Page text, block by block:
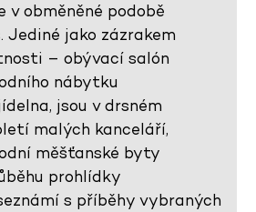
v obměněné podobě
Jediné jako zázrakem
– obývací salón
nábytku
jsou v drsném
malých kanceláří,
měšťanské byty
prohlídky
s příběhy vybraných